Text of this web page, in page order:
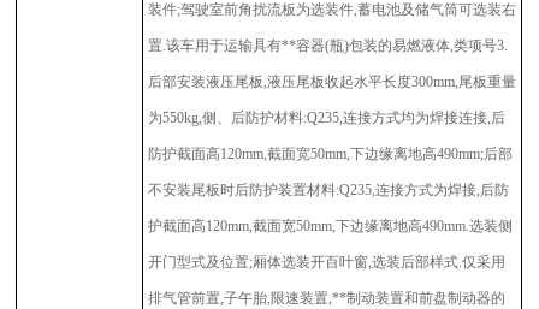
装件;驾驶室前角扰流板为选装件,蓄电池及储气筒可选装右
置.该车用于运输具有**容器(瓶)包装的易燃液体,类项号3.
后部安装液压尾板,液压尾板收起水平长度300mm,尾板重量
为550kg,侧、后防护材料:Q235,连接方式均为焊接连接,后
防护截面高120mm,截面宽50mm,下边缘离地高490mm;后部
不安装尾板时后防护装置材料:Q235,连接方式为焊接,后防
护截面高120mm,截面宽50mm,下边缘离地高490mm.选装侧
开门型式及位置;厢体选装开百叶窗,选装后部样式.仅采用
排气管前置,子午胎,限速装置,**制动装置和前盘制动器的